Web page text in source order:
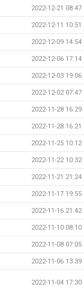
2022-12-21 08:47
2022-12-11 10:51
2022-12-09 14:54
2022-12-06 17:14
2022-12-03 19:06
2022-12-02 07:47
2022-11-28 16:29
2022-11-28 16:21
2022-11-25 10:12
2022-11-22 10:32
2022-11-21 21:24
2022-11-17 19:55
2022-11-16 21:42
2022-11-10 08:10
2022-11-08 07:05
2022-11-06 13:39
2022-11-04 17:30